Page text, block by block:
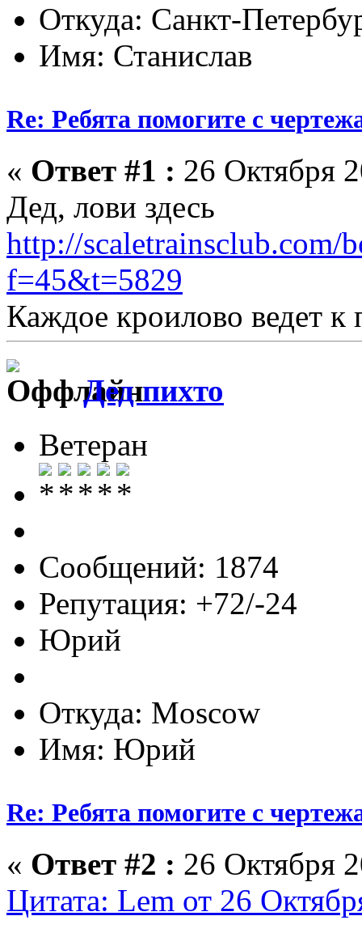
Откуда: Санкт-
Имя: Станислав
Re: Ребята помогите с
« Ответ #1 : 26 Октября
Дед, лови здесь
http://scaletrainsclub.com/
f=45&t=5829
Каждое кроилово ведет к
Дед пихто
Ветеран
Сообщений: 1874
Репутация: +72/-24
Юрий
Откуда: Moscow
Имя: Юрий
Re: Ребята помогите с
« Ответ #2 : 26 Октября
Цитата: Lem от 26